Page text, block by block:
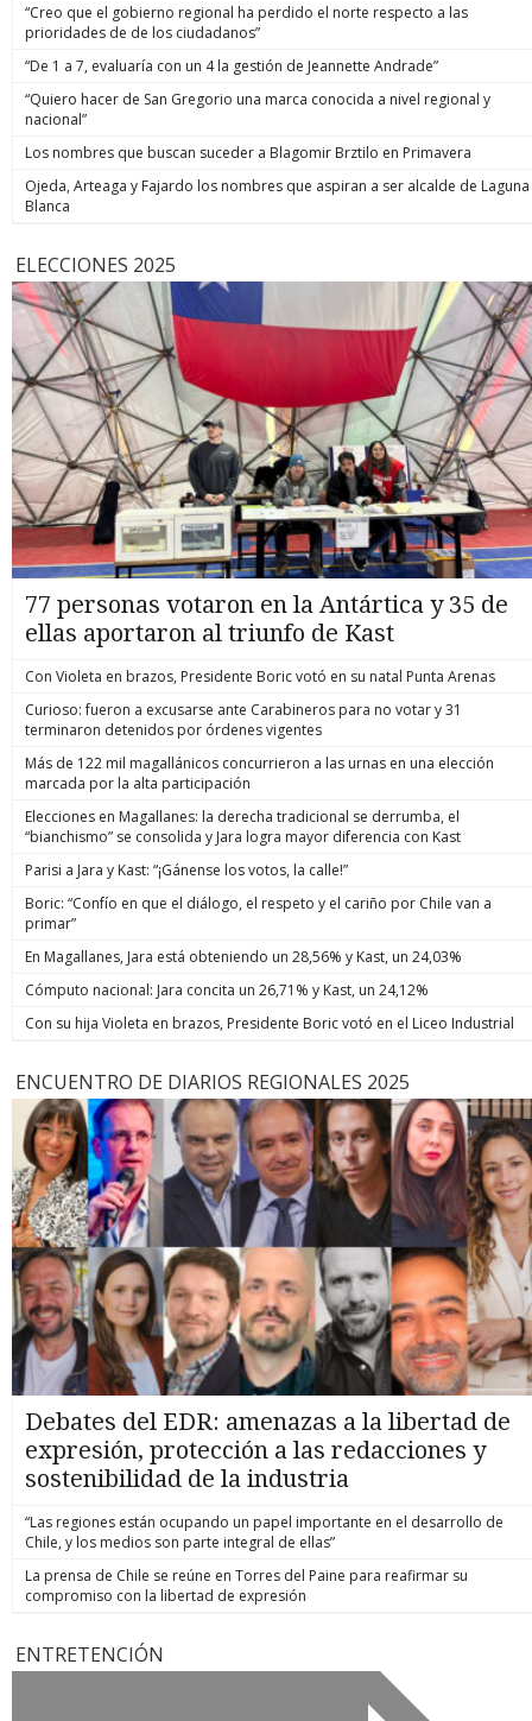
“Creo que el gobierno regional ha perdido el norte respecto a las
prioridades de de los ciudadanos”
“De 1 a 7, evaluaría con un 4 la gestión de Jeannette Andrade”
“Quiero hacer de San Gregorio una marca conocida a nivel regional y
nacional”
Los nombres que buscan suceder a Blagomir Brztilo en Primavera
Ojeda, Arteaga y Fajardo los nombres que aspiran a ser alcalde de Laguna
Blanca
ELECCIONES 2025
77 personas votaron en la Antártica y 35 de
ellas aportaron al triunfo de Kast
Con Violeta en brazos, Presidente Boric votó en su natal Punta Arenas
Curioso: fueron a excusarse ante Carabineros para no votar y 31
terminaron detenidos por órdenes vigentes
Más de 122 mil magallánicos concurrieron a las urnas en una elección
marcada por la alta participación
Elecciones en Magallanes: la derecha tradicional se derrumba, el
“bianchismo” se consolida y Jara logra mayor diferencia con Kast
Parisi a Jara y Kast: “¡Gánense los votos, la calle!”
Boric: “Confío en que el diálogo, el respeto y el cariño por Chile van a
primar”
En Magallanes, Jara está obteniendo un 28,56% y Kast, un 24,03%
Cómputo nacional: Jara concita un 26,71% y Kast, un 24,12%
Con su hija Violeta en brazos, Presidente Boric votó en el Liceo Industrial
ENCUENTRO DE DIARIOS REGIONALES 2025
Debates del EDR: amenazas a la libertad de
expresión, protección a las redacciones y
sostenibilidad de la industria
“Las regiones están ocupando un papel importante en el desarrollo de
Chile, y los medios son parte integral de ellas”
La prensa de Chile se reúne en Torres del Paine para reafirmar su
compromiso con la libertad de expresión
ENTRETENCIÓN